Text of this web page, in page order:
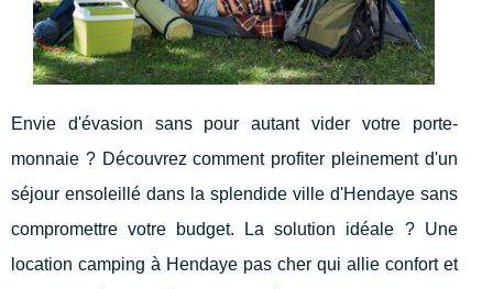
Envie d'évasion sans pour autant vider votre porte-
monnaie ? Découvrez comment profiter pleinement d'un
séjour ensoleillé dans la splendide ville d'Hendaye sans
compromettre votre budget. La solution idéale ? Une
location camping à Hendaye pas cher qui allie confort et